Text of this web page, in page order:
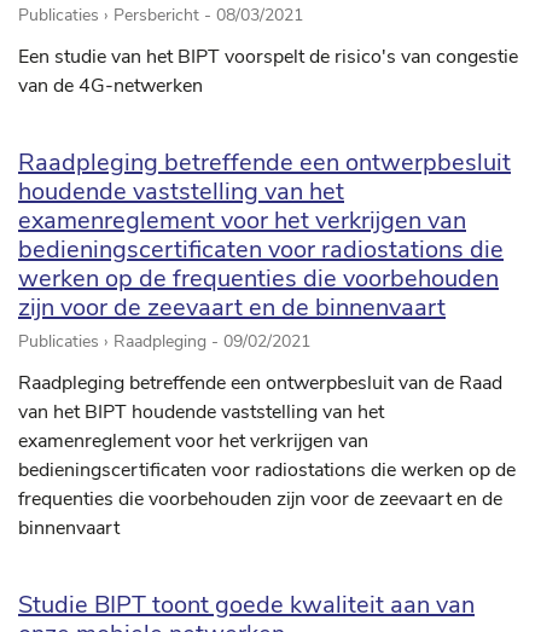
Publicaties › Persbericht - 08/03/2021
Een studie van het BIPT voorspelt de risico's van congestie
van de 4G-netwerken
Raadpleging betreffende een ontwerpbesluit
houdende vaststelling van het
examenreglement voor het verkrijgen van
bedieningscertificaten voor radiostations die
werken op de frequenties die voorbehouden
zijn voor de zeevaart en de binnenvaart
Publicaties › Raadpleging - 09/02/2021
Raadpleging betreffende een ontwerpbesluit van de Raad
van het BIPT houdende vaststelling van het
examenreglement voor het verkrijgen van
bedieningscertificaten voor radiostations die werken op de
frequenties die voorbehouden zijn voor de zeevaart en de
binnenvaart
Studie BIPT toont goede kwaliteit aan van